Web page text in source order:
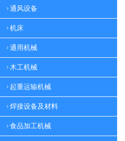
通风设备
机床
通用机械
木工机械
起重运输机械
焊接设备及材料
食品加工机械